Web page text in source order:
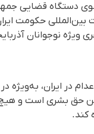
دستگاه قضایی
حکومت
نوجوانان
در ایران، به‌ویژه
حق بشری است و
کند.